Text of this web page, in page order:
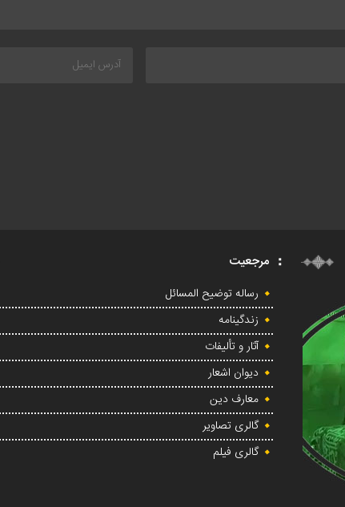
مرجعیت
رساله توضیح المسائل
زندگینامه
آثار و تألیفات
دیوان اشعار
معارف دین
گالری تصاویر
گالری فیلم